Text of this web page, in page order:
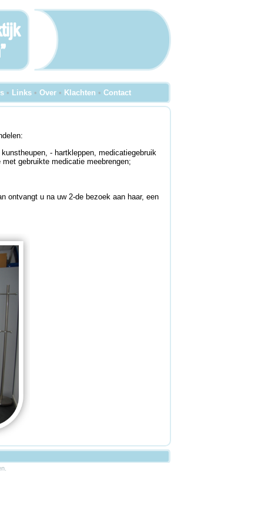
• Links • Over • Klachten • Contact
- hartkleppen, medicatiegebruik
gebruikte medicatie meebrengen;
ontvangt u na uw 2-de bezoek aan haar, een